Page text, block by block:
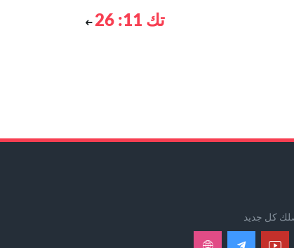
تك 11: 26
كل جديد